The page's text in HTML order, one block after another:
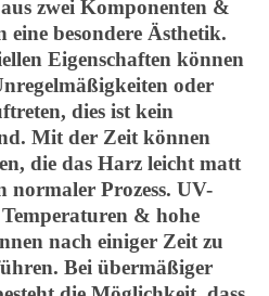
zwei Komponenten &
eine besondere Ästhetik.
Eigenschaften können
oder
dies ist kein
Mit der Zeit können
die das Harz leicht matt
normaler Prozess. UV-
& hohe
nach einiger Zeit zu
Bei übermäßiger